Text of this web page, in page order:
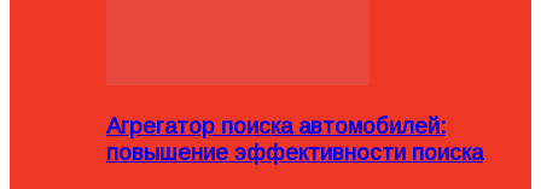
Агрегатор поиска автомобилей:
повышение эффективности поиска